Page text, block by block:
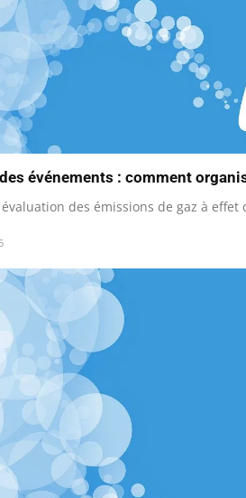
événements : comment
évaluation des émissions de gaz à